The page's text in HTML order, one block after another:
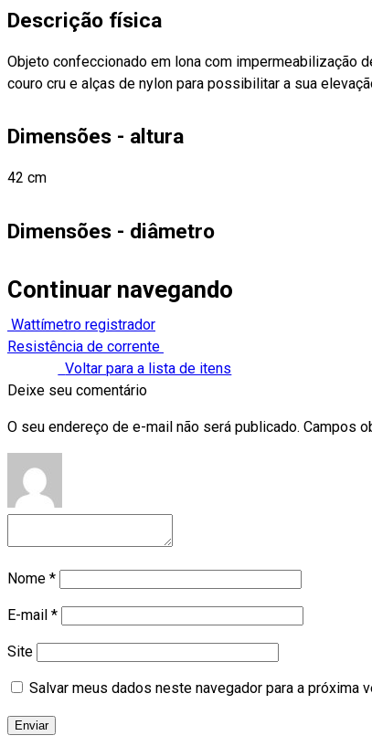
Descrição física
Objeto confeccionado em lona com impermeabilização
couro cru e alças de nylon para possibilitar a sua
Dimensões - altura
42 cm
Dimensões - diâmetro
Continuar navegando
Wattímetro registrador
Resistência de corrente
Voltar para a lista de itens
Deixe seu comentário
O seu endereço de e-mail não será publicado. Campos
Nome *
E-mail *
Site
Salvar meus dados neste navegador para a próxima